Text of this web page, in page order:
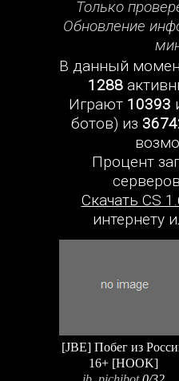
Только
Обновление
В данный
1288
Играют 10393
ботов) из
Процент
Скачать CS
интернету
[JBE] Побег из
16+ [HOOK]